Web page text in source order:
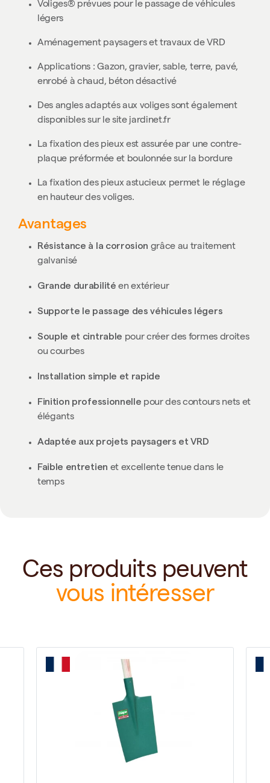
Voliges® prévues pour le passage de véhicules
légers
Aménagement paysagers et travaux de VRD
Applications : Gazon, gravier, sable, terre, pavé,
enrobé à chaud, béton désactivé
Des angles adaptés aux voliges sont également
disponibles sur le site jardinet.fr
La fixation des pieux est assurée par une contre-
plaque préformée et boulonnée sur la bordure
La fixation des pieux astucieux permet le réglage
en hauteur des voliges.
Avantages
Résistance à la corrosion grâce au traitement
galvanisé
Grande durabilité en extérieur
Supporte le passage des véhicules légers
Souple et cintrable pour créer des formes droites
ou courbes
Installation simple et rapide
Finition professionnelle pour des contours nets et
élégants
Adaptée aux projets paysagers et VRD
Faible entretien et excellente tenue dans le
temps
Ces produits peuvent
vous intéresser